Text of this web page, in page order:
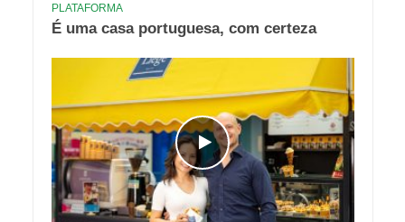
PLATAFORMA
É uma casa portuguesa, com certeza